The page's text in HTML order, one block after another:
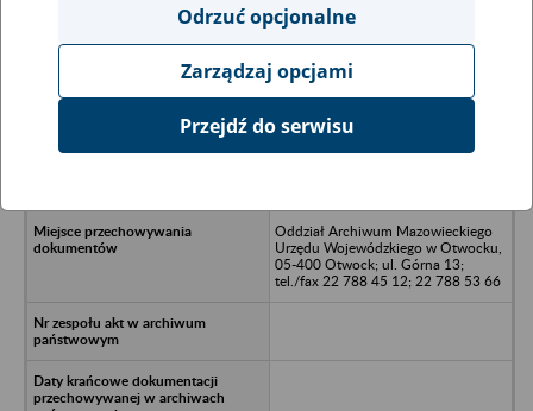
Ukryj wszystkie pozycje bazy
Warszawska Wytwórnia Wyrobów
Oddział Archiwum Mazowieckiego
Urzędu Wojewódzkiego w Otwocku,
05-400 Otwock; ul. Górna 13;
tel./fax 22 788 45 12; 22 788 53 66
Odrzuć opcjonalne
Zarządzaj opcjami
Przejdź do serwisu